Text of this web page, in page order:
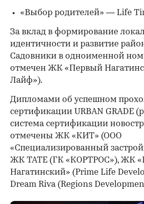
«Выбор родителей» — Life
За вклад в формирование
идентичности и развитие
Садовники в одноименной
отмечен ЖК «Первый
Лайф»).
Дипломами об успешном
сертификации URBAN GRADE
система сертификации
отмечены ЖК «КИТ» (ООО
«Специализированный
ЖК TATE (ГК «КОРТРОС»), ЖК
Нагатинский» (Prime Life
Dream Riva (Regions